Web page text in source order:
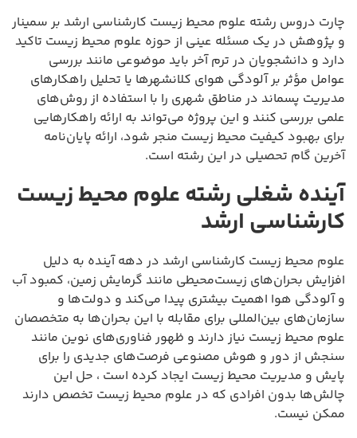
چارت دروس رشته علوم محیط زیست کارشناسی ارشد بر سمینار
و پژوهش در یک مسئله عینی از حوزه علوم محیط زیست تاکید
دارد و دانشجویان در ترم آخر باید موضوعی مانند بررسی
عوامل مؤثر بر آلودگی هوای کلانشهرها یا تحلیل راهکارهای
مدیریت پسماند در مناطق شهری را با استفاده از روش‌های
علمی بررسی کنند و این پروژه می‌تواند به ارائه راهکارهایی
برای بهبود کیفیت محیط زیست منجر شود، ارائه پایان‌نامه
آخرین گام تحصیلی در این رشته است.
آینده شغلی رشته علوم محیط زیست
کارشناسی ارشد
علوم محیط زیست کارشناسی ارشد در دهه آینده به دلیل
افزایش بحران‌های زیست‌محیطی مانند گرمایش زمین، کمبود آب
و آلودگی هوا اهمیت بیشتری پیدا می‌کند و دولت‌ها و
سازمان‌های بین‌المللی برای مقابله با این بحران‌ها به متخصصان
علوم محیط زیست نیاز دارند و ظهور فناوری‌های نوین مانند
سنجش از دور و هوش مصنوعی فرصت‌های جدیدی را برای
پایش و مدیریت محیط زیست ایجاد کرده است ، حل این
چالش‌ها بدون افرادی که در علوم محیط زیست تخصص دارند
ممکن نیست.